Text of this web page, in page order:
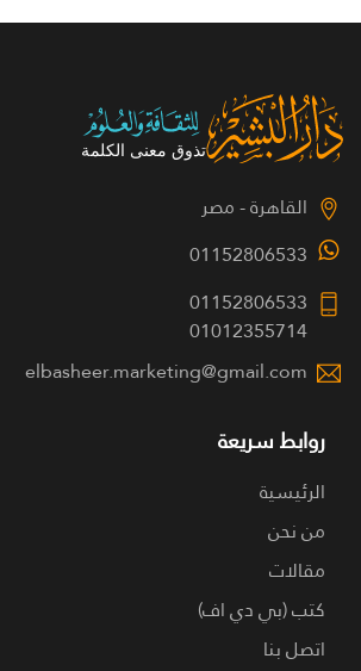
القاهرة - مصر
01152806533
01152806533
01012355714
elbasheer.marketing@gmail.com
روابط سريعة
الرئيسية
من نحن
مقالات
كتب (بي دي اف)
اتصل بنا